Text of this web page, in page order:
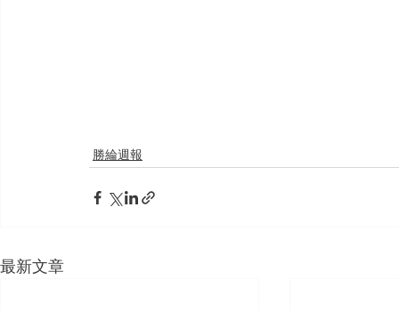
勝綸週報
最新文章